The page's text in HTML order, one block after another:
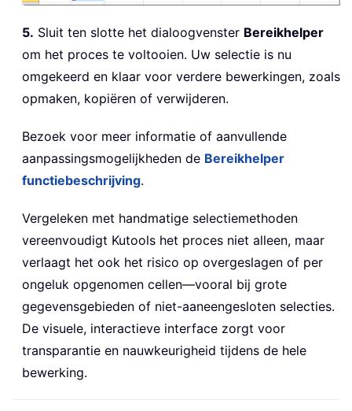
5. Sluit ten slotte het dialoogvenster Bereikhelper
om het proces te voltooien. Uw selectie is nu
omgekeerd en klaar voor verdere bewerkingen, zoals
opmaken, kopiëren of verwijderen.
Bezoek voor meer informatie of aanvullende
aanpassingsmogelijkheden de Bereikhelper
functiebeschrijving.
Vergeleken met handmatige selectiemethoden
vereenvoudigt Kutools het proces niet alleen, maar
verlaagt het ook het risico op overgeslagen of per
ongeluk opgenomen cellen—vooral bij grote
gegevensgebieden of niet-aaneengesloten selecties.
De visuele, interactieve interface zorgt voor
transparantie en nauwkeurigheid tijdens de hele
bewerking.